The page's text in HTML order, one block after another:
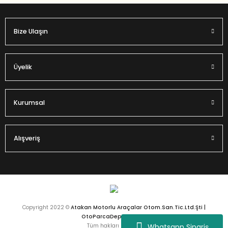
Gönder
Bize Ulaşın
Üyelik
Kurumsal
Alışveriş
Copyright 2022 © Atakan Motorlu Araçalar Otom.San.Tic.Ltd.Şti |
OtoParcaDeposu.com
Tüm hakları saklıdır.